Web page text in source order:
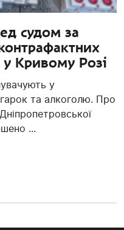
судом за
Кривому Розі
у
та алкоголю. Про
...